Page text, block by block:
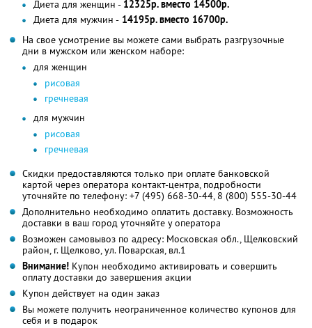
Диета для женщин - 12325р. вместо 14500р.
Диета для мужчин - 14195р. вместо 16700р.
На свое усмотрение вы можете сами выбрать разгрузочные
дни в мужском или женском наборе:
для женщин
рисовая
гречневая
для мужчин
рисовая
гречневая
Скидки предоставляются только при оплате банковской
картой через оператора контакт-центра, подробности
уточняйте по телефону: +7 (495) 668-30-44, 8 (800) 555-30-44
Дополнительно необходимо оплатить доставку. Возможность
доставки в ваш город уточняйте у оператора
Возможен самовывоз по адресу: Московская обл., Щелковский
район, г. Щелково, ул. Поварская, вл.1
Внимание! Купон необходимо активировать и совершить
оплату доставки до завершения акции
Купон действует на один заказ
Вы можете получить неограниченное количество купонов для
себя и в подарок